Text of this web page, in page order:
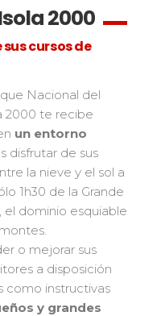
2000
sus cursos de
Nacional del
2000 te recibe
un entorno
disfrutar de sus
la nieve y el sol a
1h30 de la Grande
el dominio esquiable
o mejorar sus
a disposición
como instructivas
y grandes